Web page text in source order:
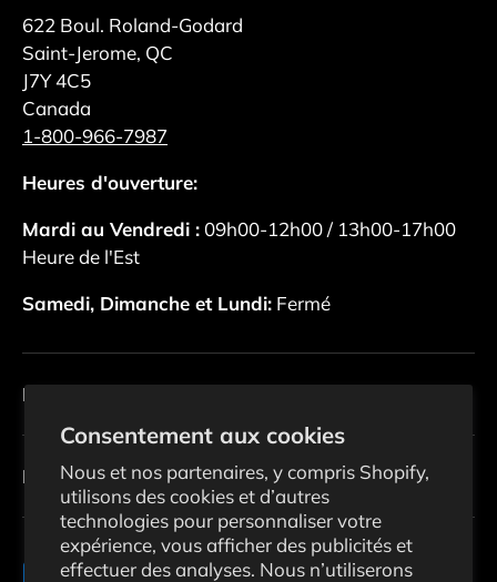
Consentement aux cookies
Nous et nos partenaires, y compris Shopify,
utilisons des cookies et d’autres
technologies pour personnaliser votre
expérience, vous afficher des publicités et
effectuer des analyses. Nous n’utiliserons
622 Boul. Roland-Godard
Saint-Jerome, QC
J7Y 4C5
Canada
1-800-966-7987
Heures d'ouverture:
Mardi au Vendredi : 09h00-12h00 / 13h00-17h00
Heure de l'Est
Samedi, Dimanche et Lundi: Fermé
Politiques
Infolettre
Moyens de paiement acceptés